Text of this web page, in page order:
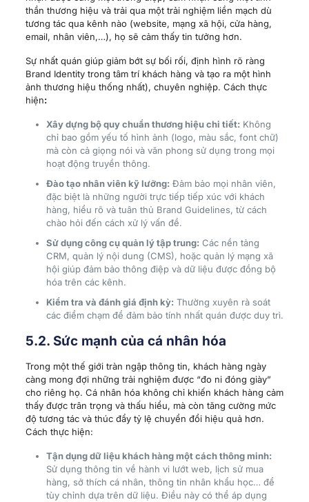
thần thương hiệu và trải qua một trải nghiệm liền mạch dù
tương tác qua kênh nào (website, mạng xã hội, cửa hàng,
email, nhân viên,…), họ sẽ cảm thấy tin tưởng hơn.
Sự nhất quán giúp giảm bớt sự bối rối, định hình rõ ràng
Brand Identity trong tâm trí khách hàng và tạo ra một hình
ảnh thương hiệu thống nhất), chuyên nghiệp. Cách thực
hiện:
Xây dựng bộ quy chuẩn thương hiệu chi tiết: Không
chỉ bao gồm yếu tố hình ảnh (logo, màu sắc, font chữ)
mà còn cả giọng nói và văn phong sử dụng trong mọi
hoạt động truyền thông.
Đào tạo nhân viên kỹ lưỡng: Đảm bảo mọi nhân viên,
đặc biệt là những người trực tiếp tiếp xúc với khách
hàng, hiểu rõ và tuân thủ Brand Guidelines, từ cách
chào hỏi đến cách xử lý vấn đề.
Sử dụng công cụ quản lý tập trung: Các nền tảng
CRM, quản lý nội dung (CMS), hoặc quản lý mạng xã
hội giúp đảm bảo thông điệp và dữ liệu được đồng bộ
hóa trên các kênh.
Kiểm tra và đánh giá định kỳ: Thường xuyên rà soát
các điểm chạm để đảm bảo tính nhất quán được duy trì.
5.2. Sức mạnh của cá nhân hóa
Trong một thế giới tràn ngập thông tin, khách hàng ngày
càng mong đợi những trải nghiệm được “đo ni đóng giày”
cho riêng họ. Cá nhân hóa không chỉ khiến khách hàng cảm
thấy được trân trọng và thấu hiểu, mà còn tăng cường mức
độ tương tác và thúc đẩy tỷ lệ chuyển đổi hiệu quả hơn.
Cách thực hiện:
Tận dụng dữ liệu khách hàng một cách thông minh:
Sử dụng thông tin về hành vi lướt web, lịch sử mua
hàng, sở thích cá nhân, thông tin nhân khẩu học… để
tùy chỉnh dựa trên dữ liệu. Điều này có thể áp dụng